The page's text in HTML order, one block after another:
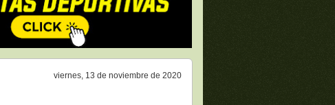
viernes, 13 de noviembre de 2020